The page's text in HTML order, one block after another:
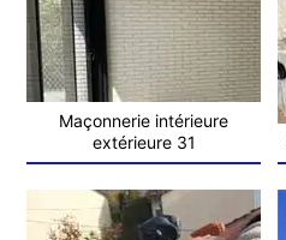
Maçonnerie intérieure
extérieure 31